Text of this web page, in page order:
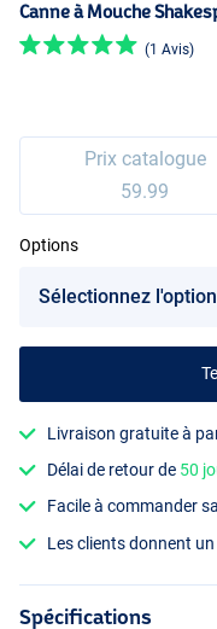
Canne à Mouche
(1 Avis)
Prix catalogue
59.99
Options
Livraison gratuite à
Délai de retour de 50
Facile à commander
Les clients donnent
Spécifications